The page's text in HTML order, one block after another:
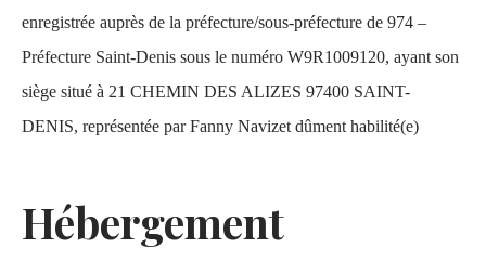
enregistrée auprès de la préfecture/sous-préfecture de 974 –
Préfecture Saint-Denis sous le numéro W9R1009120, ayant son
siège situé à 21 CHEMIN DES ALIZES 97400 SAINT-
DENIS, représentée par Fanny Navizet dûment habilité(e)
Hébergement